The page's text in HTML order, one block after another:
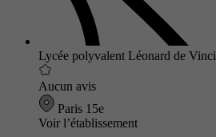
Lycée polyvalent Léonard de Vinci
Aucun avis
Paris 15e
Voir l’établissement